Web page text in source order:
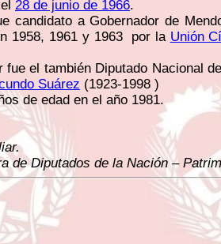
28 de junio de 1966.
candidato a Gobernador de
1958, 1961 y 1963 por la Unión
fue el también Diputado Nacional
Suárez (1923-1998 )
de edad en el año 1981.
de Diputados de la Nación –